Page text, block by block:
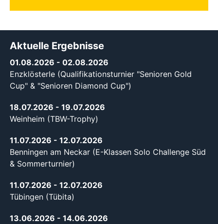
Aktuelle Ergebnisse
01.08.2026 - 02.08.2026
Enzklösterle (Qualifikationsturnier "Senioren Gold
Cup" & "Senioren Diamond Cup")
18.07.2026 - 19.07.2026
Weinheim (TBW-Trophy)
11.07.2026 - 12.07.2026
Benningen am Neckar (E-Klassen Solo Challenge Süd
& Sommerturnier)
11.07.2026 - 12.07.2026
Tübingen (Tübita)
13.06.2026 - 14.06.2026